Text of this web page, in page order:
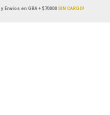
y Envíos en GBA + $70000 SIN CARGO!